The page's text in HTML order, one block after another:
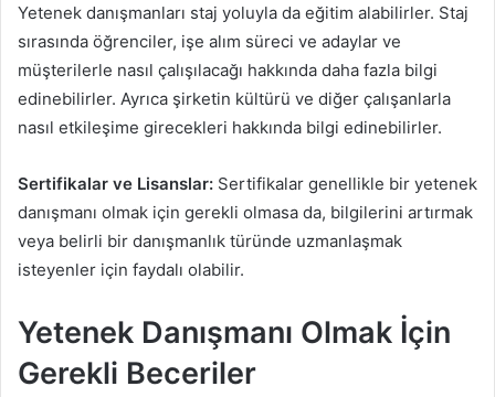
Yetenek danışmanları staj yoluyla da eğitim alabilirler. Staj
sırasında öğrenciler, işe alım süreci ve adaylar ve
müşterilerle nasıl çalışılacağı hakkında daha fazla bilgi
edinebilirler. Ayrıca şirketin kültürü ve diğer çalışanlarla
nasıl etkileşime girecekleri hakkında bilgi edinebilirler.
Sertifikalar ve Lisanslar: Sertifikalar genellikle bir yetenek
danışmanı olmak için gerekli olmasa da, bilgilerini artırmak
veya belirli bir danışmanlık türünde uzmanlaşmak
isteyenler için faydalı olabilir.
Yetenek Danışmanı Olmak İçin
Gerekli Beceriler